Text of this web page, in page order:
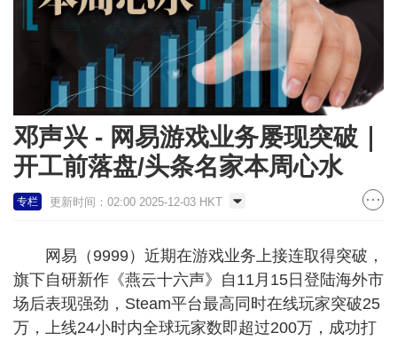
邓声兴 - 网易游戏业务屡现突破｜
开工前落盘/头条名家本周心水
专栏 更新时间：02:00 2025-12-03 HKT
网易（9999）近期在游戏业务上接连取得突破，
旗下自研新作《燕云十六声》自11月15日登陆海外市
场后表现强劲，Steam平台最高同时在线玩家突破25
万，上线24小时内全球玩家数即超过200万，成功打